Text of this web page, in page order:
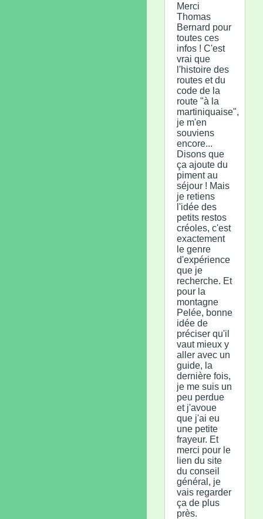
Merci
Thomas
Bernard pour
toutes ces
infos ! C'est
vrai que
l'histoire des
routes et du
code de la
route "à la
martiniquaise",
je m'en
souviens
encore...
Disons que
ça ajoute du
piment au
séjour ! Mais
je retiens
l'idée des
petits restos
créoles, c'est
exactement
le genre
d'expérience
que je
recherche. Et
pour la
montagne
Pelée, bonne
idée de
préciser qu'il
vaut mieux y
aller avec un
guide, la
dernière fois,
je me suis un
peu perdue
et j'avoue
que j'ai eu
une petite
frayeur. Et
merci pour le
lien du site
du conseil
général, je
vais regarder
ça de plus
près.